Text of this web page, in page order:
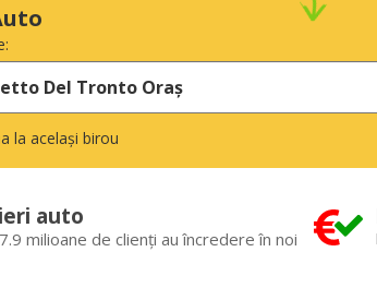
la același birou
auto
milioane de clienți au încredere în noi